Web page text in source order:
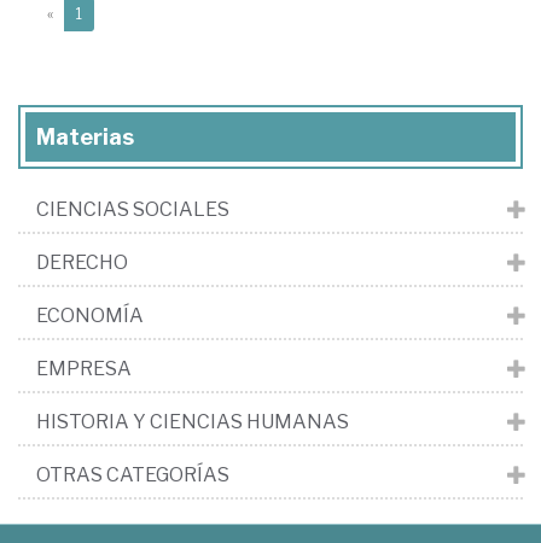
« 1
Materias
CIENCIAS SOCIALES
DERECHO
ECONOMÍA
EMPRESA
HISTORIA Y CIENCIAS HUMANAS
OTRAS CATEGORÍAS